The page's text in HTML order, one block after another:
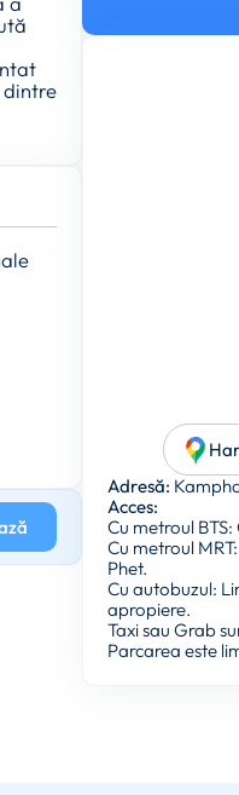
Adresă:
Acces:
Cu metroul
Cu metroul
Phet.
Cu autobuzul:
apropiere.
Taxi sau Grab
Parcarea este